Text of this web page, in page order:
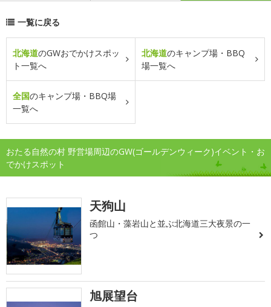
一覧に戻る
北海道のGWおでかけスポッ
ト一覧へ
北海道のキャンプ場・BBQ
場一覧へ
全国のキャンプ場・BBQ場
一覧へ
おたる自然の村 野営場周辺のGW(ゴールデンウィーク)イベント・お
でかけスポット
天狗山
函館山・藻岩山と並ぶ北海道三大夜景の一
つ
旭展望台